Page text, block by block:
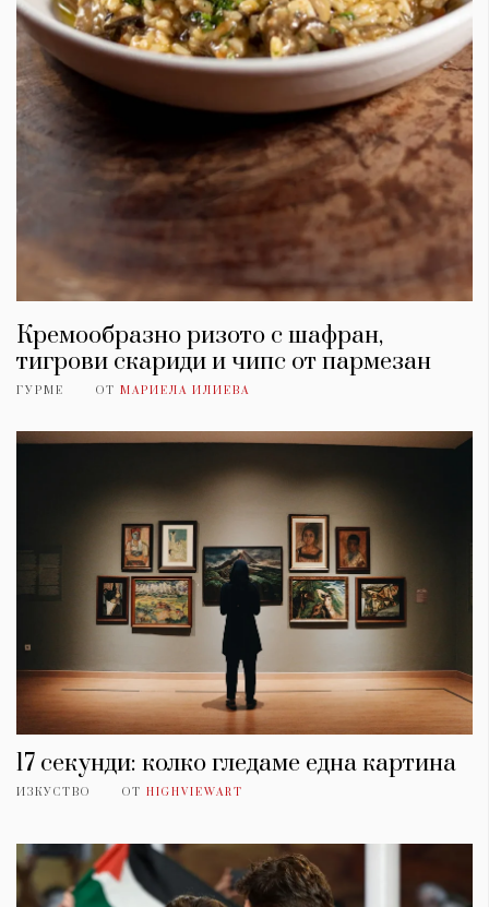
Кремообразно ризото с шафран,
тигрови скариди и чипс от пармезан
ГУРМЕ ОТ МАРИЕЛА ИЛИЕВА
17 секунди: колко гледаме една картина
ИЗКУСТВО ОТ HIGHVIEWART